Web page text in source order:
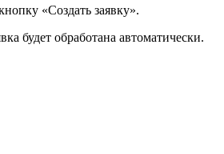
«Создать заявку».
будет обработана автоматически.